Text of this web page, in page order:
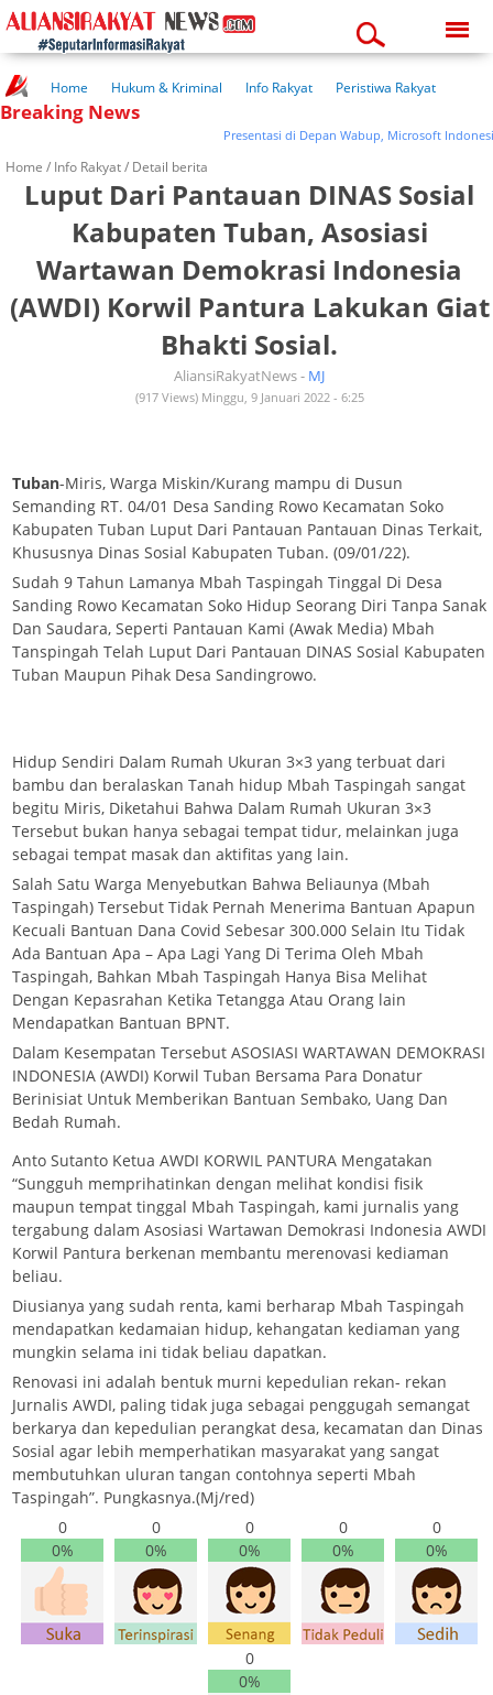
05:27:38 pm
Home Hukum & Kriminal Info Rakyat
Peristiwa Rakyat
Kuliner Rakyat
Wisata Rakyat
Breaking News
Presentasi di Depan Wabup, Microsoft Indonesia
Home / Info Rakyat/ Detail berita
Luput Dari Pantauan DINAS Sosial
Kabupaten Tuban, Asosiasi
Wartawan Demokrasi Indonesia
(AWDI) Korwil Pantura Lakukan Giat
Bhakti Sosial.
AliansiRakyatNews - MJ
(917 Views) Minggu, 9 Januari 2022 - 6:25
Tuban-Miris, Warga Miskin/Kurang mampu di Dusun
Semanding RT. 04/01 Desa Sanding Rowo Kecamatan Soko
Kabupaten Tuban Luput Dari Pantauan Pantauan Dinas Terkait,
Khususnya Dinas Sosial Kabupaten Tuban. (09/01/22).
Sudah 9 Tahun Lamanya Mbah Taspingah Tinggal Di Desa
Sanding Rowo Kecamatan Soko Hidup Seorang Diri Tanpa Sanak
Dan Saudara, Seperti Pantauan Kami (Awak Media) Mbah
Tanspingah Telah Luput Dari Pantauan DINAS Sosial Kabupaten
Tuban Maupun Pihak Desa Sandingrowo.
Hidup Sendiri Dalam Rumah Ukuran 3×3 yang terbuat dari
bambu dan beralaskan Tanah hidup Mbah Taspingah sangat
begitu Miris, Diketahui Bahwa Dalam Rumah Ukuran 3×3
Tersebut bukan hanya sebagai tempat tidur, melainkan juga
sebagai tempat masak dan aktifitas yang lain.
Salah Satu Warga Menyebutkan Bahwa Beliaunya (Mbah
Taspingah) Tersebut Tidak Pernah Menerima Bantuan Apapun
Kecuali Bantuan Dana Covid Sebesar 300.000 Selain Itu Tidak
Ada Bantuan Apa – Apa Lagi Yang Di Terima Oleh Mbah
Taspingah, Bahkan Mbah Taspingah Hanya Bisa Melihat
Dengan Kepasrahan Ketika Tetangga Atau Orang lain
Mendapatkan Bantuan BPNT.
Dalam Kesempatan Tersebut ASOSIASI WARTAWAN DEMOKRASI
INDONESIA (AWDI) Korwil Tuban Bersama Para Donatur
Berinisiat Untuk Memberikan Bantuan Sembako, Uang Dan
Bedah Rumah.
Anto Sutanto Ketua AWDI KORWIL PANTURA Mengatakan
“Sungguh memprihatinkan dengan melihat kondisi fisik
maupun tempat tinggal Mbah Taspingah, kami jurnalis yang
tergabung dalam Asosiasi Wartawan Demokrasi Indonesia AWDI
Korwil Pantura berkenan membantu merenovasi kediaman
beliau.
Diusianya yang sudah renta, kami berharap Mbah Taspingah
mendapatkan kedamaian hidup, kehangatan kediaman yang
mungkin selama ini tidak beliau dapatkan.
Renovasi ini adalah bentuk murni kepedulian rekan- rekan
Jurnalis AWDI, paling tidak juga sebagai penggugah semangat
berkarya dan kepedulian perangkat desa, kecamatan dan Dinas
Sosial agar lebih memperhatikan masyarakat yang sangat
membutuhkan uluran tangan contohnya seperti Mbah
Taspingah”. Pungkasnya.(Mj/red)
0
0%
0
0%
0
0%
0
0%
0
0%
0
0%